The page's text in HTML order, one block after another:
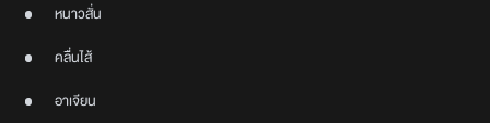
หนาวสั่น
คลื่นไส้
อาเจียน